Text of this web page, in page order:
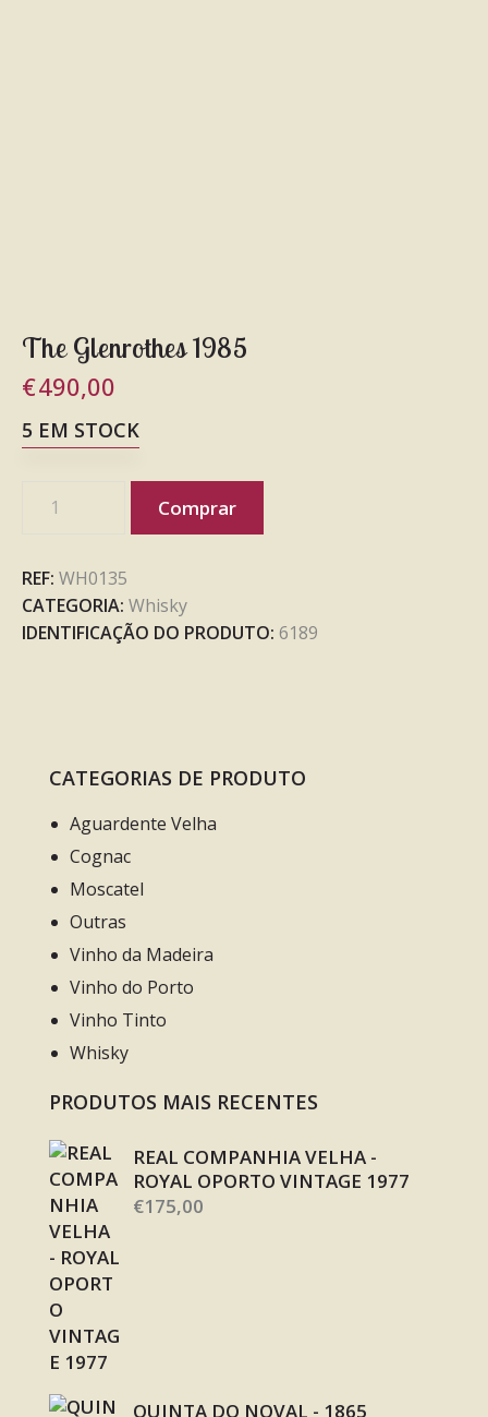
The Glenrothes 1985
€490,00
5 EM STOCK
Comprar
REF: WH0135
CATEGORIA: Whisky
IDENTIFICAÇÃO DO PRODUTO: 6189
CATEGORIAS DE PRODUTO
Aguardente Velha
Cognac
Moscatel
Outras
Vinho da Madeira
Vinho do Porto
Vinho Tinto
Whisky
PRODUTOS MAIS RECENTES
REAL COMPANHIA VELHA -
ROYAL OPORTO VINTAGE 1977
€175,00
QUINTA DO NOVAL - 1865